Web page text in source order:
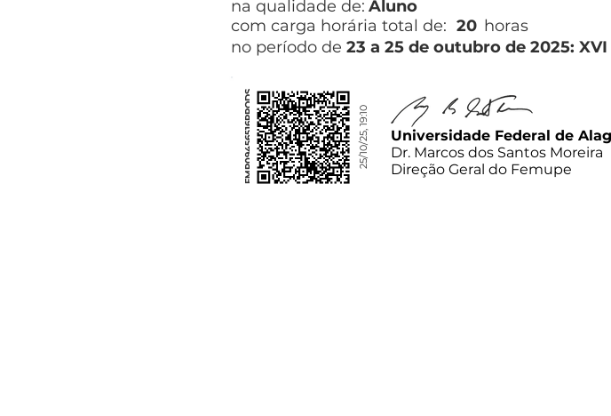
na qualidade de: Aluno
com carga horária total de: 20 horas
no período de 23 a 25 de outubro de 2025:
FMP09456516RRODS 25/10/25, 19:10
Universidade Federal de
Dr. Marcos dos Santos Moreira
Direção Geral do Femupe